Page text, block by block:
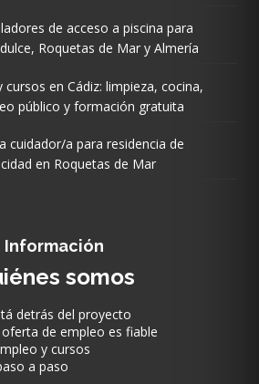
de acceso a piscina para
Roquetas de Mar y Almería
en Cádiz: limpieza, cocina,
público y formación gratuita
cuidador/a para residencia de
en Roquetas de Mar
Información
somos
detrás del proyecto
de empleo es fiable
y cursos
a paso